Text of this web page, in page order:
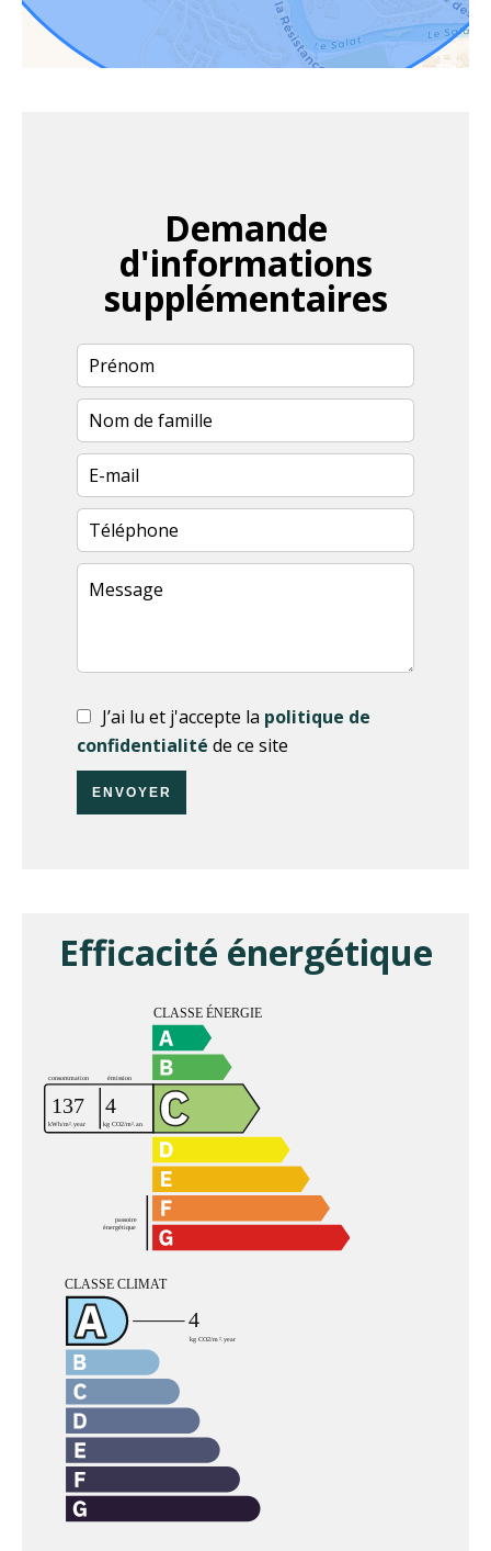
Demande
d'informations
supplémentaires
J’ai lu et j'accepte la politique de
confidentialité de ce site
ENVOYER
Efficacité énergétique